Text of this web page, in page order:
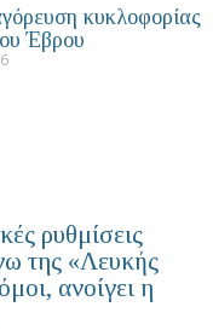
κυκλοφορίας
Έβρου
ρυθμίσεις
της «Λευκής
ανοίγει η